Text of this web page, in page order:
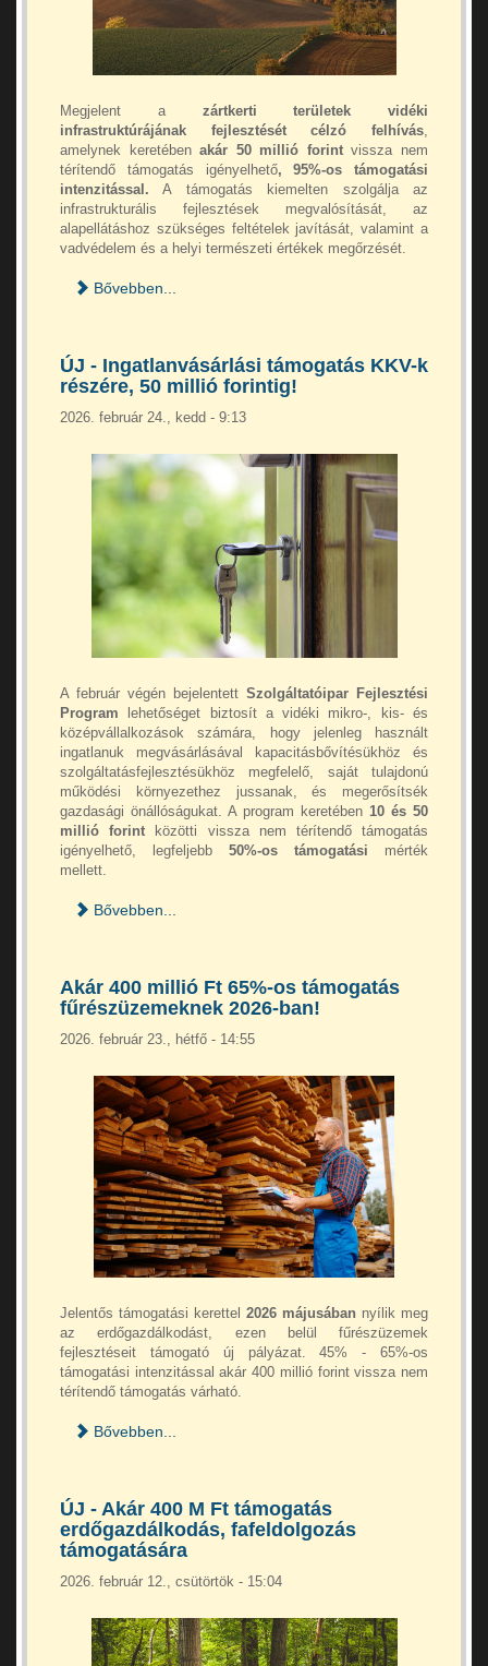
Megjelent azártkerti területek vidéki
infrastruktúrájának fejlesztését célzó felhívás,
amelynek keretébenakár 50 millió forintvissza nem
térítendő támogatás igényelhető, 95%-os támogatási
intenzitással. A támogatás kiemelten szolgálja az
infrastrukturális fejlesztések megvalósítását, az
alapellátáshoz szükséges feltételek javítását, valamint a
vadvédelem és a helyi természeti értékek megőrzését.
Bővebben...
ÚJ - Ingatlanvásárlási támogatás KKV-k
részére, 50 millió forintig!
2026. február 24., kedd - 9:13
A február végén bejelentett Szolgáltatóipar Fejlesztési
Program lehetőséget biztosít a vidéki mikro-, kis- és
középvállalkozások számára, hogy jelenleg használt
ingatlanuk megvásárlásával kapacitásbővítésükhöz és
szolgáltatásfejlesztésükhöz megfelelő, saját tulajdonú
működési környezethez jussanak, és megerősítsék
gazdasági önállóságukat. A program keretében 10 és 50
millió forint közötti vissza nem térítendő támogatás
igényelhető, legfeljebb 50%-os támogatási mérték
mellett.
Bővebben...
Akár 400 millió Ft 65%-os támogatás
fűrészüzemeknek 2026-ban!
2026. február 23., hétfő - 14:55
Jelentős támogatási kerettel 2026 májusában nyílik meg
az erdőgazdálkodást, ezen belül fűrészüzemek
fejlesztéseit támogató új pályázat. 45% - 65%-os
támogatási intenzitással akár 400 millió forint vissza nem
térítendő támogatás várható.
Bővebben...
ÚJ - Akár 400 M Ft támogatás
erdőgazdálkodás, fafeldolgozás
támogatására
2026. február 12., csütörtök - 15:04